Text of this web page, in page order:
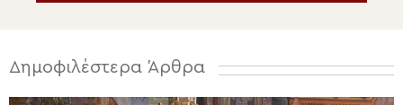
Δημοφιλέστερα Άρθρα